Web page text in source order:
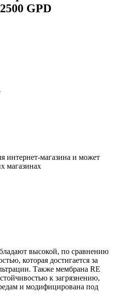
GPD
интернет-магазина и может
магазинах
высокой, по сравнению
которая достигается за
Также мембрана RE
к загрязнению,
и модифицирована под